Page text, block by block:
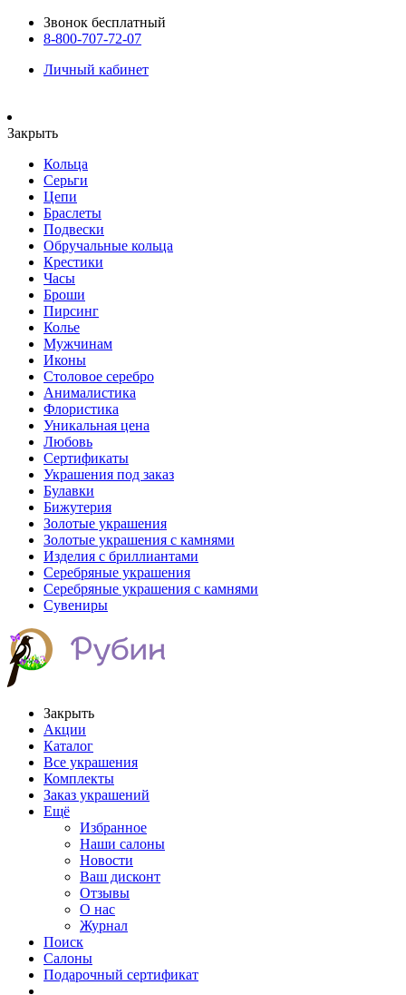
Звонок бесплатный
8-800-707-72-07
Личный кабинет
Закрыть
Кольца
Серьги
Цепи
Браслеты
Подвески
Обручальные кольца
Крестики
Часы
Броши
Пирсинг
Колье
Мужчинам
Иконы
Столовое серебро
Анималистика
Флористика
Уникальная цена
Любовь
Сертификаты
Украшения под заказ
Булавки
Бижутерия
Золотые украшения
Золотые украшения с камнями
Изделия с бриллиантами
Серебряные украшения
Серебряные украшения с камнями
Сувениры
Закрыть
Акции
Каталог
Все украшения
Комплекты
Заказ украшений
Ещё
Избранное
Наши салоны
Новости
Ваш дисконт
Отзывы
О нас
Журнал
Поиск
Салоны
Подарочный сертификат